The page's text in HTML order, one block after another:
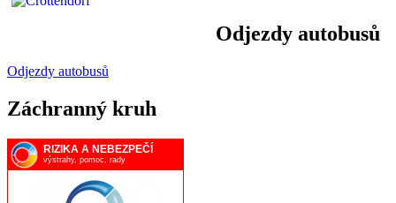
Odjezdy autobusů
Odjezdy autobusů
Záchranný kruh